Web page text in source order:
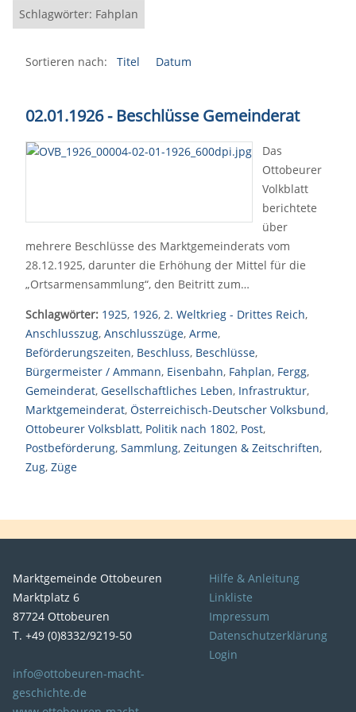
Schlagwörter: Fahplan
Sortieren nach: Titel Datum
02.01.1926 - Beschlüsse Gemeinderat
Das
Ottobeurer
Volkblatt
berichtete
über
mehrere Beschlüsse des Marktgemeinderats vom
28.12.1925, darunter die Erhöhung der Mittel für die
„Ortsarmensammlung“, den Beitritt zum…
Schlagwörter: 1925, 1926, 2. Weltkrieg - Drittes Reich,
Anschlusszug, Anschlusszüge, Arme,
Beförderungszeiten, Beschluss, Beschlüsse,
Bürgermeister / Ammann, Eisenbahn, Fahplan, Fergg,
Gemeinderat, Gesellschaftliches Leben, Infrastruktur,
Marktgemeinderat, Österreichisch-Deutscher Volksbund,
Ottobeurer Volksblatt, Politik nach 1802, Post,
Postbeförderung, Sammlung, Zeitungen & Zeitschriften,
Zug, Züge
Marktgemeinde Ottobeuren
Marktplatz 6
87724 Ottobeuren
T. +49 (0)8332/9219-50
info@ottobeuren-macht-
geschichte.de
Hilfe & Anleitung
Linkliste
Impressum
Datenschutzerklärung
Login